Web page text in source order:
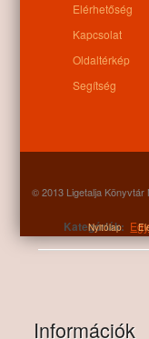
0
Kapcsolódó
Kategóriák:
Információk
Elérhetőség
Kapcsolat
Oldaltérkép
Segítség
© 2013 Ligetalja Könyvtár
Nyitólap